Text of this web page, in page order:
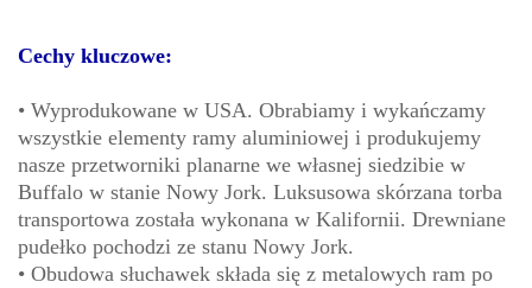
Cechy kluczowe:
• Wyprodukowane w USA. Obrabiamy i wykańczamy
wszystkie elementy ramy aluminiowej i produkujemy
nasze przetworniki planarne we własnej siedzibie w
Buffalo w stanie Nowy Jork. Luksusowa skórzana torba
transportowa została wykonana w Kalifornii. Drewniane
pudełko pochodzi ze stanu Nowy Jork.
• Obudowa słuchawek składa się z metalowych ram po